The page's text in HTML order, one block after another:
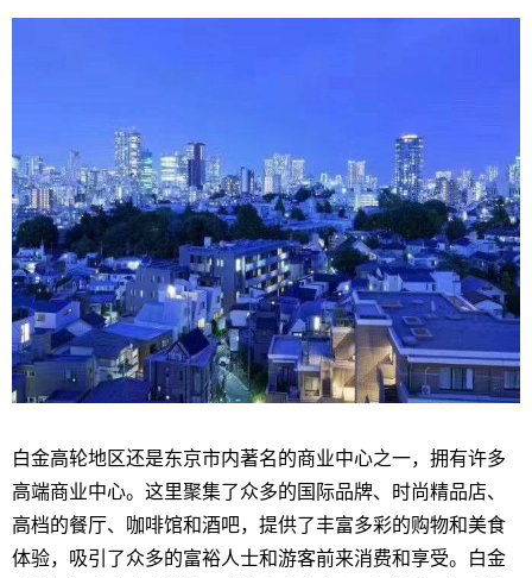
白金高轮地区还是东京市内著名的商业中心之一，拥有许多
高端商业中心。这里聚集了众多的国际品牌、时尚精品店、
高档的餐厅、咖啡馆和酒吧，提供了丰富多彩的购物和美食
体验，吸引了众多的富裕人士和游客前来消费和享受。白金